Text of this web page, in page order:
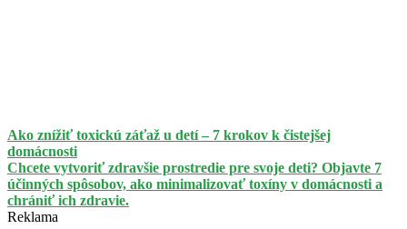
Ako znížiť toxickú záťaž u detí – 7 krokov k čistejšej
domácnosti
Chcete vytvoriť zdravšie prostredie pre svoje deti? Objavte 7
účinných spôsobov, ako minimalizovať toxíny v domácnosti a
chrániť ich zdravie.
Reklama